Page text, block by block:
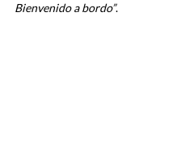
Bienvenido a bordo”.